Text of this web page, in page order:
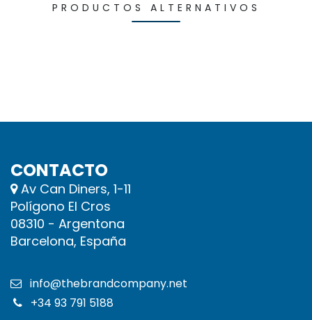
PRODUCTOS ALTERNATIVOS
CONTACTO
Av Can Diners, 1-11
Polígono El Cros
08310 - Argentona
Barcelona, España
info@thebrandcompany.net
+34 93 791 5188